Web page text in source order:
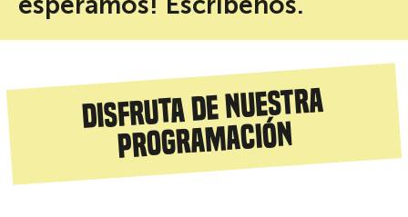
Disfruta de nuestra
programación